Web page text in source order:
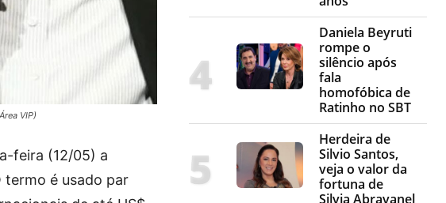
VIP)
feira (12/05) a
termo é usado par
Daniela Beyruti
rompe o
silêncio após
fala
homofóbica de
Ratinho no SBT
Herdeira de
Silvio Santos,
veja o valor da
fortuna de
Silvia Abravanel